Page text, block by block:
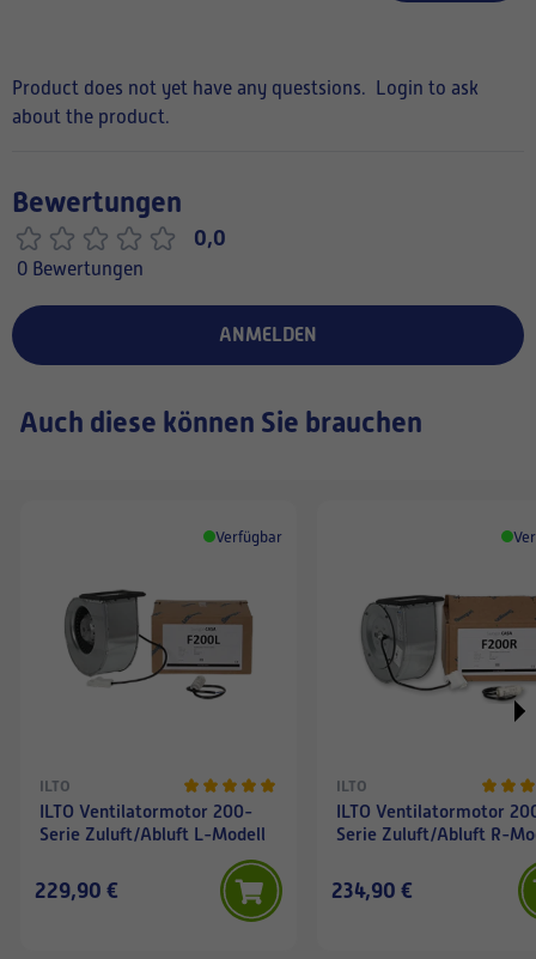
Product does not yet have any questsions.
Login to ask
about the product.
Bewertungen
0,0
0 Bewertungen
ANMELDEN
Auch diese können Sie brauchen
Verfügbar
ILTO
ILTO Ventilatormotor 200-
Serie Zuluft/Abluft L-Modell
229,90 €
ILTO
ILTO Ventilatormotor
Serie Zuluft/Abluft R-
234,90 €